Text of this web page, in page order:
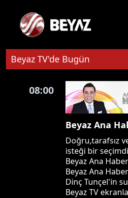
Beyaz TV'de Bugün
08:00
Beyaz Ana
Doğru,tarafsız
isteği bir
Beyaz Ana
Beyaz Ana
Dinç Tunçel'in
Beyaz TV